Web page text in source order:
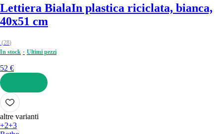
Lettiera BialaIn plastica riciclata, bianca,
40x51 cm
(28)
In stock
Ultimi pezzi
52 €
AGGIUNGI
altre varianti
+2+3